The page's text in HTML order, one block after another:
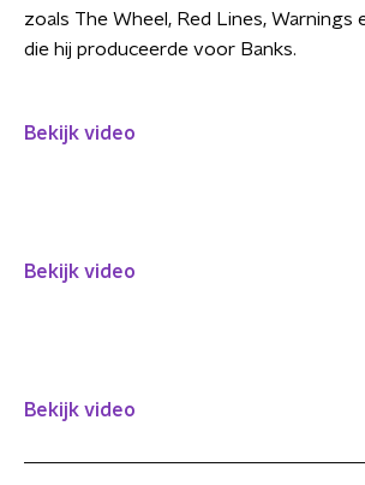
zoals The Wheel, Red Lines, Warnings
die hij produceerde voor Banks.
Bekijk video
Bekijk video
Bekijk video